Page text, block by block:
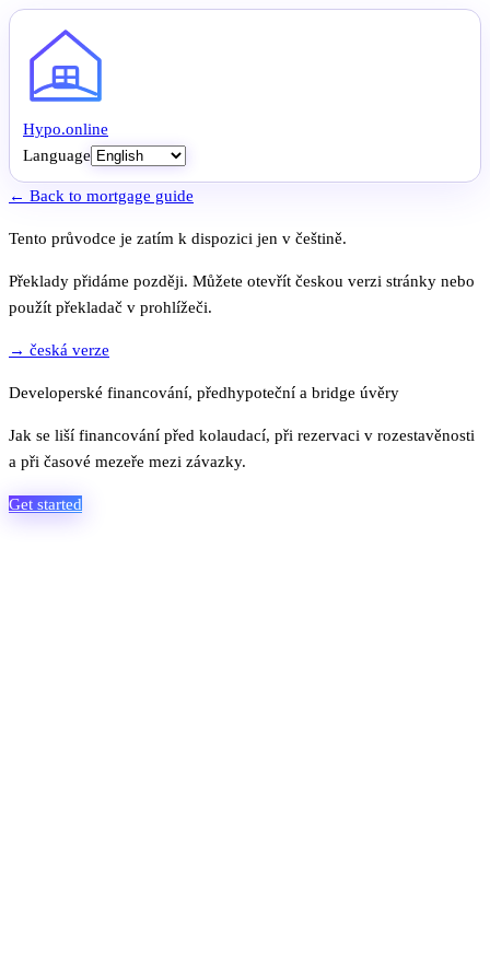
Hypo.online
Language
← Back to mortgage guide
Tento průvodce je zatím k dispozici jen v češtině.
Překlady přidáme později. Můžete otevřít českou verzi stránky nebo
použít překladač v prohlížeči.
→ česká verze
Developerské financování, předhypoteční a bridge úvěry
Jak se liší financování před kolaudací, při rezervaci v rozestavěnosti
a při časové mezeře mezi závazky.
Get started